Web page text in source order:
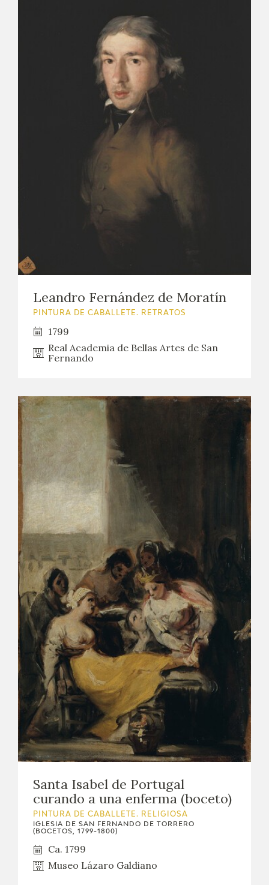
Leandro Fernández de Moratín
PINTURA DE CABALLETE. RETRATOS
1799
Real Academia de Bellas Artes de San
Fernando
Santa Isabel de Portugal
curando a una enferma (boceto)
PINTURA DE CABALLETE. RELIGIOSA
IGLESIA DE SAN FERNANDO DE TORRERO
(BOCETOS, 1799-1800)
Ca. 1799
Museo Lázaro Galdiano